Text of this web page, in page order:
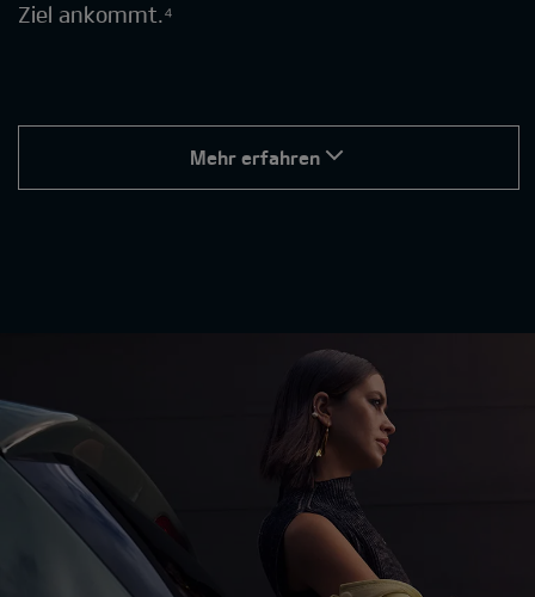
Ziel ankommt.⁴
Mehr erfahren